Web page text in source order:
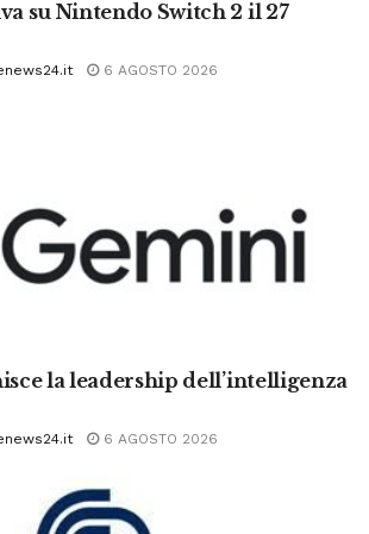
su Nintendo Switch 2 il 27
6 AGOSTO 2026
la leadership dell’intelligenza
6 AGOSTO 2026